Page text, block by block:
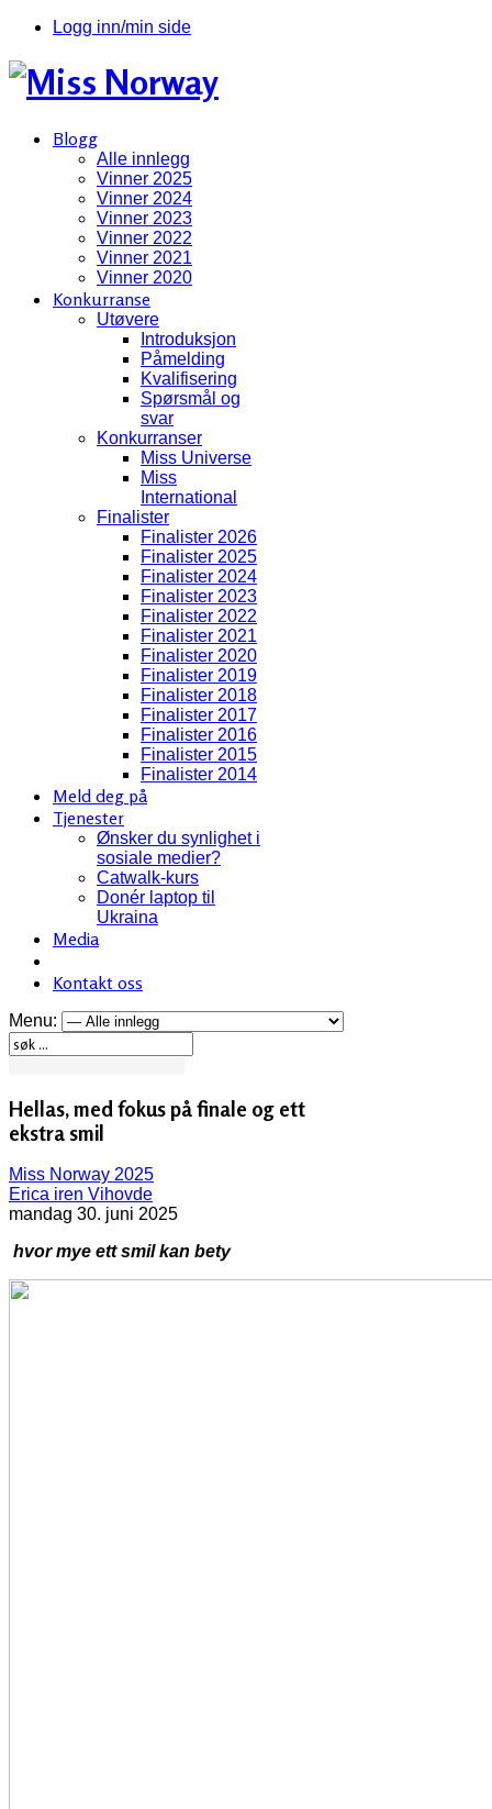
Logg inn/min side
Blogg
Alle innlegg
Vinner 2025
Vinner 2024
Vinner 2023
Vinner 2022
Vinner 2021
Vinner 2020
Konkurranse
Utøvere
Introduksjon
Påmelding
Kvalifisering
Spørsmål og
svar
Konkurranser
Miss Universe
Miss
International
Finalister
Finalister 2026
Finalister 2025
Finalister 2024
Finalister 2023
Finalister 2022
Finalister 2021
Finalister 2020
Finalister 2019
Finalister 2018
Finalister 2017
Finalister 2016
Finalister 2015
Finalister 2014
Meld deg på
Tjenester
Ønsker du synlighet i
sosiale medier?
Catwalk-kurs
Donér laptop til
Ukraina
Media
Kontakt oss
Menu:
Hellas, med fokus på finale og ett
ekstra smil
Miss Norway 2025
Erica iren Vihovde
mandag 30. juni 2025
hvor mye ett smil kan bety